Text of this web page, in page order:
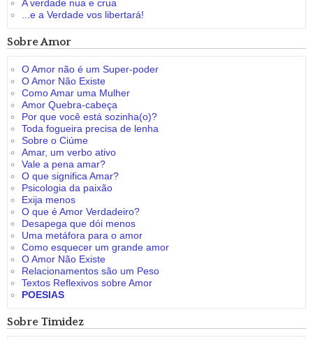
A verdade nua e crua
...e a Verdade vos libertará!
Sobre Amor
O Amor não é um Super-poder
O Amor Não Existe
Como Amar uma Mulher
Amor Quebra-cabeça
Por que você está sozinha(o)?
Toda fogueira precisa de lenha
Sobre o Ciúme
Amar, um verbo ativo
Vale a pena amar?
O que significa Amar?
Psicologia da paixão
Exija menos
O que é Amor Verdadeiro?
Desapega que dói menos
Uma metáfora para o amor
Como esquecer um grande amor
O Amor Não Existe
Relacionamentos são um Peso
Textos Reflexivos sobre Amor
POESIAS
Sobre Timidez